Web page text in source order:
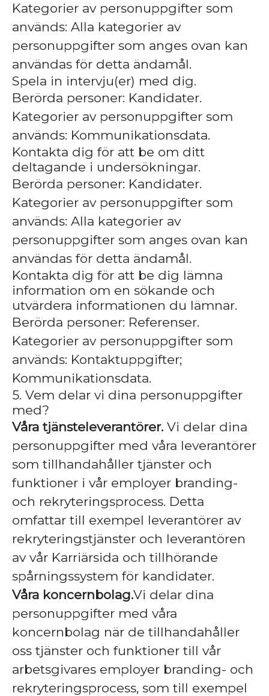
Kategorier av personuppgifter som
används: Alla kategorier av
personuppgifter som anges ovan kan
användas för detta ändamål.
Spela in intervju(er) med dig.
Berörda personer: Kandidater.
Kategorier av personuppgifter som
används: Kommunikationsdata.
Kontakta dig för att be om ditt
deltagande i undersökningar.
Berörda personer: Kandidater.
Kategorier av personuppgifter som
används: Alla kategorier av
personuppgifter som anges ovan kan
användas för detta ändamål.
Kontakta dig för att be dig lämna
information om en sökande och
utvärdera informationen du lämnar.
Berörda personer: Referenser.
Kategorier av personuppgifter som
används: Kontaktuppgifter;
Kommunikationsdata.
5. Vem delar vi dina personuppgifter
med?
Våra tjänsteleverantörer. Vi delar dina
personuppgifter med våra leverantörer
som tillhandahåller tjänster och
funktioner i vår employer branding-
och rekryteringsprocess. Detta
omfattar till exempel leverantörer av
rekryteringstjänster och leverantören
av vår Karriärsida och tillhörande
spårningssystem för kandidater.
Våra koncernbolag.Vi delar dina
personuppgifter med våra
koncernbolag när de tillhandahåller
oss tjänster och funktioner till vår
arbetsgivares employer branding- och
rekryteringsprocess, som till exempel